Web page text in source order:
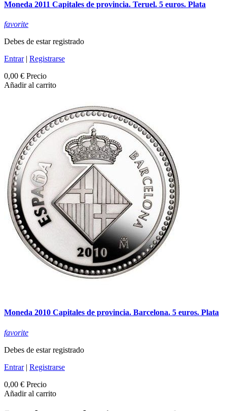
Moneda 2011 Capitales de provincia. Teruel. 5 euros. Plata
favorite
Debes de estar registrado
Entrar| Registrarse
0,00 € Precio
Añadir al carrito
Moneda 2010 Capitales de provincia. Barcelona. 5 euros. Plata
favorite
Debes de estar registrado
Entrar| Registrarse
0,00 € Precio
Añadir al carrito